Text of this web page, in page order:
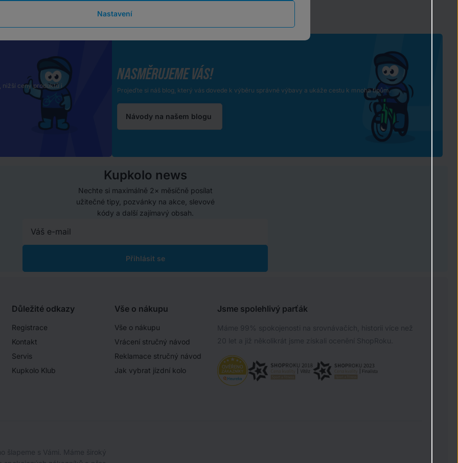
nižší ceny produktů i
NASMĚRUJEME VÁS!
Projeďte si náš blog, který vás dovede k výběru správné výbavy a ukáže cestu k mnoha tipům.
Návody na našem blogu
Kupkolo news
Nechte si maximálně 2× měsíčně posílat
užitečné tipy, pozvánky na akce, slevové
kódy a další zajímavý obsah.
Přihlásit se
Důležité odkazy
Registrace
Kontakt
Servis
Kupkolo Klub
Vše o nákupu
Vše o nákupu
Vrácení stručný návod
Reklamace stručný návod
Jak vybrat jízdní kolo
Jsme spolehlivý parťák
Máme 99% spokojenosti na srovnávačích, historii více než
20 let a již několikrát jsme získali ocenění ShopRoku.
šlapeme s Vámi. Máme široký
Nastavení